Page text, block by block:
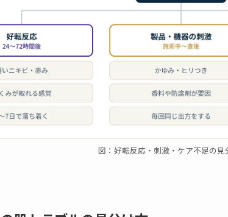
図：好転反応・刺激・ケア不足の見